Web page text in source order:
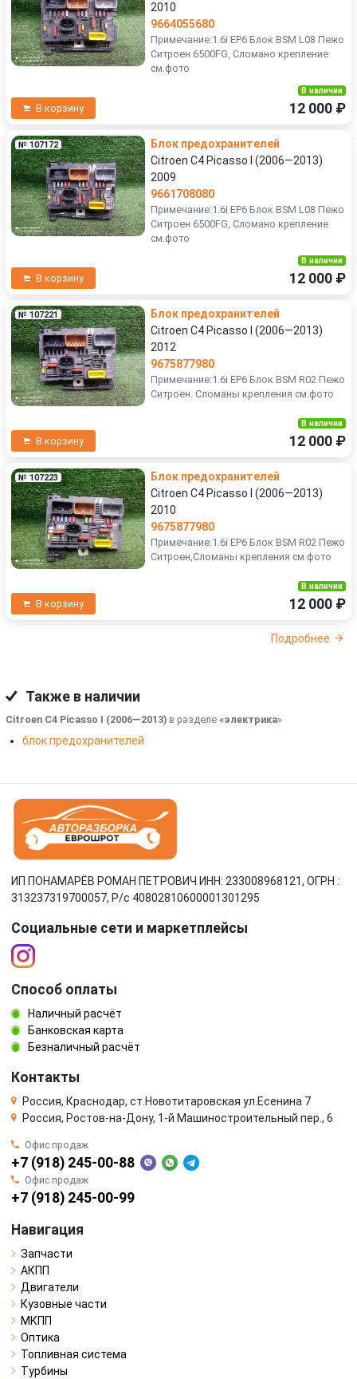
2010
9664055680
Примечание:1.6i EP6 Блок BSM L08 Пежо
Ситроен 6500FG, Сломано крепление
см.фото
В корзину
В наличии
12 000 ₽
№ 107172
Блок предохранителей
Citroen C4 Picasso I (2006—2013)
2009
9661708080
Примечание:1.6i EP6 Блок BSM L08 Пежо
Ситроен 6500FG, Сломано крепление
см.фото
В корзину
В наличии
12 000 ₽
№ 107221
Блок предохранителей
Citroen C4 Picasso I (2006—2013)
2012
9675877980
Примечание:1.6i EP6 Блок BSM R02 Пежо
Ситроен. Сломаны крепления см.фото
В корзину
В наличии
12 000 ₽
№ 107223
Блок предохранителей
Citroen C4 Picasso I (2006—2013)
2010
9675877980
Примечание:1.6i EP6 Блок BSM R02 Пежо
Ситроен,Сломаны крепления см.фото
В корзину
В наличии
12 000 ₽
Подробнее
Также в наличии
Citroen C4 Picasso I (2006—2013) в разделе «электрика»
блок предохранителей
ИП ПОНАМАРЁВ РОМАН ПЕТРОВИЧ ИНН: 233008968121, ОГРН :
313237319700057, Р/c 40802810600001301295
Социальные сети и маркетплейсы
Способ оплаты
Наличный расчёт
Банковская карта
Безналичный расчёт
Контакты
Россия, Краснодар, ст.Новотитаровская ул.Есенина 7
Россия, Ростов-на-Дону, 1-й Машиностроительный пер., 6
Офис продаж
+7 (918) 245-00-88
Офис продаж
+7 (918) 245-00-99
Навигация
Запчасти
АКПП
Двигатели
Кузовные части
МКПП
Оптика
Топливная система
Турбины